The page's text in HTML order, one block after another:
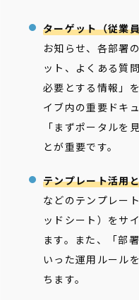
ターゲット（従業
お知らせ、各部署
ット、よくある質
必要とする情報」
イブ内の重要ドキ
「まずポータルを
とが重要です。
テンプレート活用
などのテンプレー
ッドシート）をサ
ます。また、「部
いった運用ルール
ちます。